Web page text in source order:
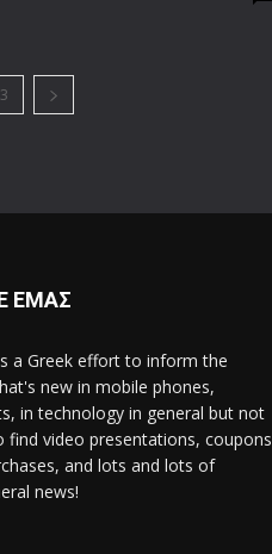
3
ΕΜΑΣ
a Greek effort to inform the
new in mobile phones,
in technology in general but not
find video presentations, coupons
and lots and lots of
news!